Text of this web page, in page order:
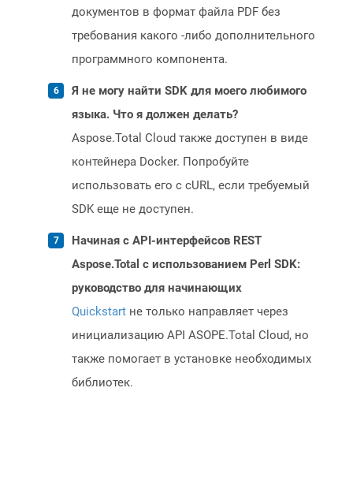
документов в формат файла PDF без
требования какого -либо дополнительного
программного компонента.
Я не могу найти SDK для моего любимого
языка. Что я должен делать?
Aspose.Total Cloud также доступен в виде
контейнера Docker. Попробуйте
использовать его с cURL, если требуемый
SDK еще не доступен.
Начиная с API-интерфейсов REST
Aspose.Total с использованием Perl SDK:
руководство для начинающих
Quickstart не только направляет через
инициализацию API ASOPE.Total Cloud, но
также помогает в установке необходимых
библиотек.